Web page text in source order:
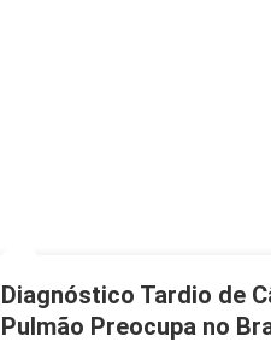
Diagnóstico Tardio de
Pulmão Preocupa no